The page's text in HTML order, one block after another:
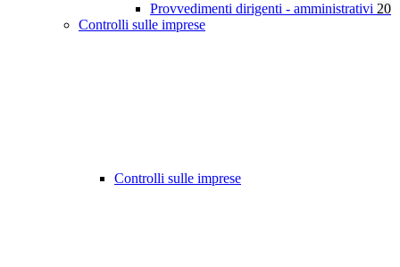
Provvedimenti dirigenti - amministrativi 20
Controlli sulle imprese
Controlli sulle imprese